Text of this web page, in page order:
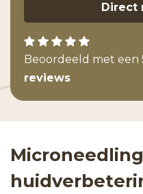
Direct
Beoordeeld met een
reviews
Microneedling